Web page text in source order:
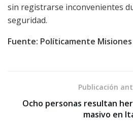
sin registrarse inconvenientes
seguridad.
Fuente: Políticamente Misiones
Publicación
Ocho personas resultan
masivo en